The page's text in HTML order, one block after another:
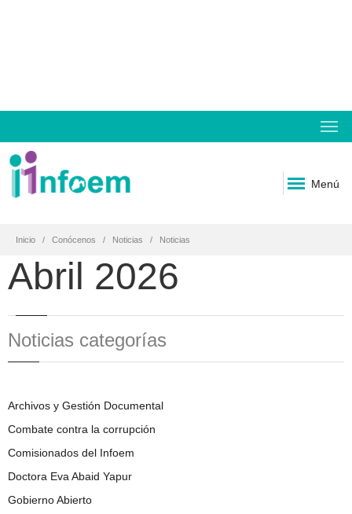
Menú
Inicio Conócenos Noticias Noticias
Abril 2026
Noticias categorías
Archivos y Gestión Documental
Combate contra la corrupción
Comisionados del Infoem
Doctora Eva Abaid Yapur
Gobierno Abierto